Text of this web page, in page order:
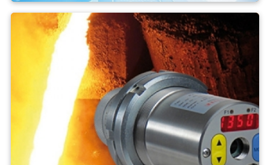
Allgemeine Anwendungen